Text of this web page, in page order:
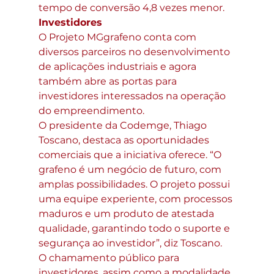
tempo de conversão 4,8 vezes menor.
Investidores
O Projeto MGgrafeno conta com
diversos parceiros no desenvolvimento
de aplicações industriais e agora
também abre as portas para
investidores interessados na operação
do empreendimento.
O presidente da Codemge, Thiago
Toscano, destaca as oportunidades
comerciais que a iniciativa oferece. “O
grafeno é um negócio de futuro, com
amplas possibilidades. O projeto possui
uma equipe experiente, com processos
maduros e um produto de atestada
qualidade, garantindo todo o suporte e
segurança ao investidor”, diz Toscano.
O chamamento público para